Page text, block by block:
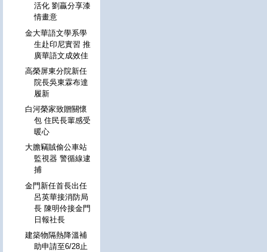
活化 劉贏分享漆
情畫意
金大華語文學系學
生赴印尼實習 推
廣華語文成效佳
高榮屏東分院新任
院長吳東霖布達
履新
白河榮家致贈關懷
包 住民長輩感受
暖心
大膽竊賊偷公車站
監視器 警循線逮
捕
金門新任首長出任
呂英華接消防局
長 陳明伶接金門
日報社長
建築物隔熱降溫補
助申請至6/28止